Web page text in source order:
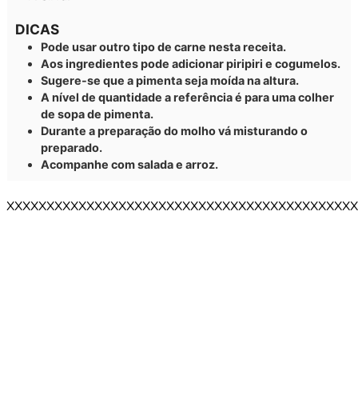
DICAS
Pode usar outro tipo de carne nesta receita.
Aos ingredientes pode adicionar piripiri e cogumelos.
Sugere-se que a pimenta seja moída na altura.
A nível de quantidade a referência é para uma colher
de sopa de pimenta.
Durante a preparação do molho vá misturando o
preparado.
Acompanhe com salada e arroz.